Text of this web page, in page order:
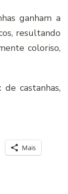
ganham a
resultando
coloriso,
castanhas,
Mais